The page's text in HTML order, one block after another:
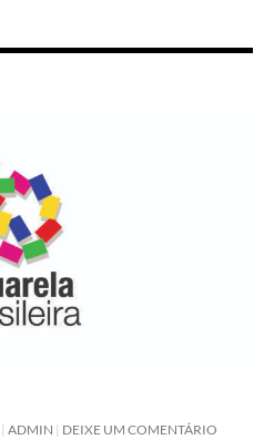
ADMIN DEIXE UM COMENTÁRIO